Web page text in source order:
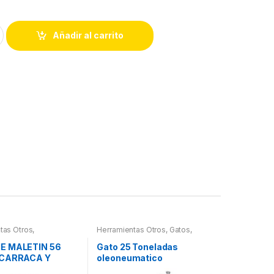
Añadir al carrito
Otros,
De Mano,
Compresímetros,
MALETIN 56
Y
Herramientas Otros, Gatos,
Gato 25 Toneladas
oleoneumatico